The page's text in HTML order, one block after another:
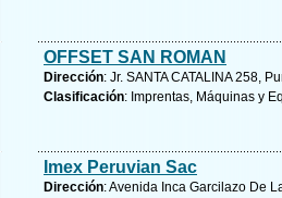
OFFSET SAN ROMAN
Dirección: Jr. SANTA CATALINA 258,
Clasificación: Imprentas, Máquinas y
Imex Peruvian Sac
Dirección: Avenida Inca Garcilazo De